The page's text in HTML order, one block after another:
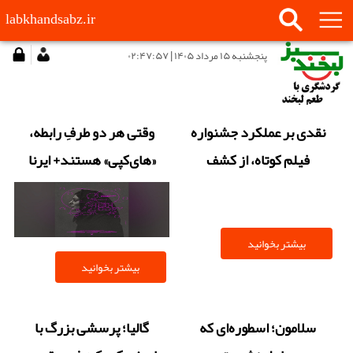
labkhandsabz.ir
پنجشنبه ۱۵ مرداد ۱۴۰۵ | ۰۲:۴۷:۵۷
نقدی بر عملکرد جشنواره
فیلم کوتاه، از کشف
بیشتر بخوانید
وقتی هر دو طرفِ رابطه،
«های‌کپی» هستند+ ایرنا
بیشتر بخوانید
سلامون؛ اسطوره‌ای که
گالیا؛ پرسشی بزرگ با